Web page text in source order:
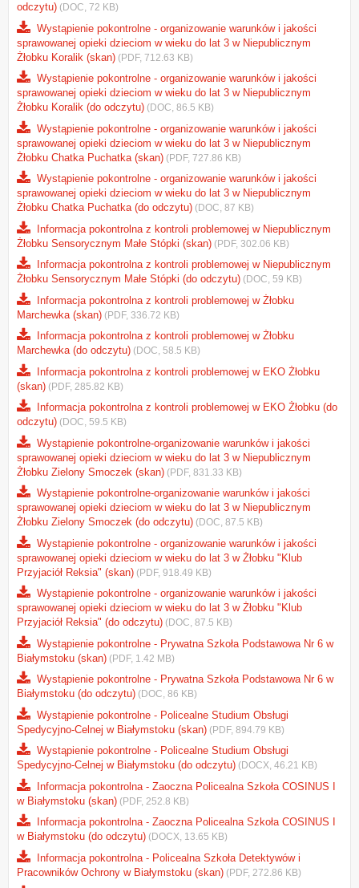
odczytu) (DOC, 72 KB)
Wystąpienie pokontrolne - organizowanie warunków i jakości
sprawowanej opieki dzieciom w wieku do lat 3 w Niepublicznym
Żłobku Koralik (skan) (PDF, 712.63 KB)
Wystąpienie pokontrolne - organizowanie warunków i jakości
sprawowanej opieki dzieciom w wieku do lat 3 w Niepublicznym
Żłobku Koralik (do odczytu) (DOC, 86.5 KB)
Wystąpienie pokontrolne - organizowanie warunków i jakości
sprawowanej opieki dzieciom w wieku do lat 3 w Niepublicznym
Żłobku Chatka Puchatka (skan) (PDF, 727.86 KB)
Wystąpienie pokontrolne - organizowanie warunków i jakości
sprawowanej opieki dzieciom w wieku do lat 3 w Niepublicznym
Żłobku Chatka Puchatka (do odczytu) (DOC, 87 KB)
Informacja pokontrolna z kontroli problemowej w Niepublicznym
Żłobku Sensorycznym Małe Stópki (skan) (PDF, 302.06 KB)
Informacja pokontrolna z kontroli problemowej w Niepublicznym
Żłobku Sensorycznym Małe Stópki (do odczytu) (DOC, 59 KB)
Informacja pokontrolna z kontroli problemowej w Żłobku
Marchewka (skan) (PDF, 336.72 KB)
Informacja pokontrolna z kontroli problemowej w Żłobku
Marchewka (do odczytu) (DOC, 58.5 KB)
Informacja pokontrolna z kontroli problemowej w EKO Żłobku
(skan) (PDF, 285.82 KB)
Informacja pokontrolna z kontroli problemowej w EKO Żłobku (do
odczytu) (DOC, 59.5 KB)
Wystąpienie pokontrolne-organizowanie warunków i jakości
sprawowanej opieki dzieciom w wieku do lat 3 w Niepublicznym
Żłobku Zielony Smoczek (skan) (PDF, 831.33 KB)
Wystąpienie pokontrolne-organizowanie warunków i jakości
sprawowanej opieki dzieciom w wieku do lat 3 w Niepublicznym
Żłobku Zielony Smoczek (do odczytu) (DOC, 87.5 KB)
Wystąpienie pokontrolne - organizowanie warunków i jakości
sprawowanej opieki dzieciom w wieku do lat 3 w Żłobku "Klub
Przyjaciół Reksia" (skan) (PDF, 918.49 KB)
Wystąpienie pokontrolne - organizowanie warunków i jakości
sprawowanej opieki dzieciom w wieku do lat 3 w Żłobku "Klub
Przyjaciół Reksia" (do odczytu) (DOC, 87.5 KB)
Wystąpienie pokontrolne - Prywatna Szkoła Podstawowa Nr 6 w
Białymstoku (skan) (PDF, 1.42 MB)
Wystąpienie pokontrolne - Prywatna Szkoła Podstawowa Nr 6 w
Białymstoku (do odczytu) (DOC, 86 KB)
Wystąpienie pokontrolne - Policealne Studium Obsługi
Spedycyjno-Celnej w Białymstoku (skan) (PDF, 894.79 KB)
Wystąpienie pokontrolne - Policealne Studium Obsługi
Spedycyjno-Celnej w Białymstoku (do odczytu) (DOCX, 46.21 KB)
Informacja pokontrolna - Zaoczna Policealna Szkoła COSINUS I
w Białymstoku (skan) (PDF, 252.8 KB)
Informacja pokontrolna - Zaoczna Policealna Szkoła COSINUS I
w Białymstoku (do odczytu) (DOCX, 13.65 KB)
Informacja pokontrolna - Policealna Szkoła Detektywów i
Pracowników Ochrony w Białymstoku (skan) (PDF, 272.86 KB)